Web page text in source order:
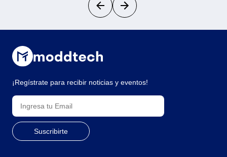
¡Regístrate para recibir noticias y eventos!